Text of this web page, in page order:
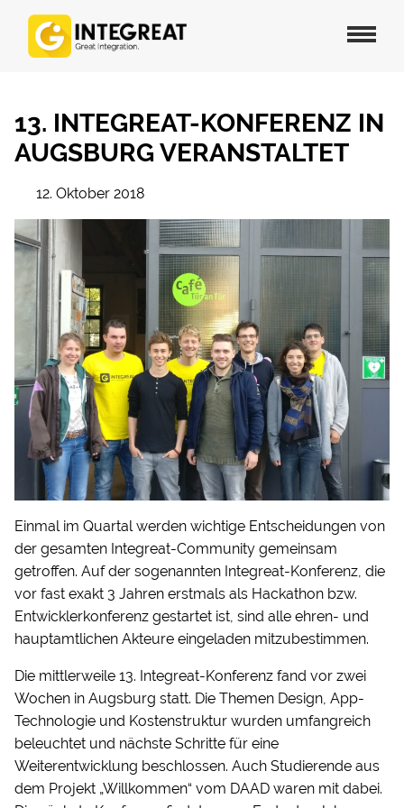
13. INTEGREAT-KONFERENZ IN
AUGSBURG VERANSTALTET
12. Oktober 2018
Einmal im Quartal werden wichtige Entscheidungen von
der gesamten Integreat-Community gemeinsam
getroffen. Auf der sogenannten Integreat-Konferenz, die
vor fast exakt 3 Jahren erstmals als Hackathon bzw.
Entwicklerkonferenz gestartet ist, sind alle ehren- und
hauptamtlichen Akteure eingeladen mitzubestimmen.
Die mittlerweile 13. Integreat-Konferenz fand vor zwei
Wochen in Augsburg statt. Die Themen Design, App-
Technologie und Kostenstruktur wurden umfangreich
beleuchtet und nächste Schritte für eine
Weiterentwicklung beschlossen. Auch Studierende aus
dem Projekt „Willkommen“ vom DAAD waren mit dabei.